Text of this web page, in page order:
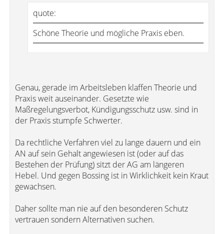
quote:
Schöne Theorie und mögliche Praxis eben.
Genau, gerade im Arbeitsleben klaffen Theorie und
Praxis weit auseinander. Gesetzte wie
Maßregelungsverbot, Kündigungsschutz usw. sind in
der Praxis stumpfe Schwerter.
Da rechtliche Verfahren viel zu lange dauern und ein
AN auf sein Gehalt angewiesen ist (oder auf das
Bestehen der Prüfung) sitzt der AG am längeren
Hebel. Und gegen Bossing ist in Wirklichkeit kein Kraut
gewachsen.
Daher sollte man nie auf den besonderen Schutz
vertrauen sondern Alternativen suchen.